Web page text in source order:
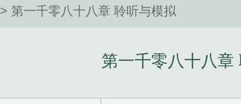
> 第一千零八十八章 聆听与模拟
第一千零八十八章